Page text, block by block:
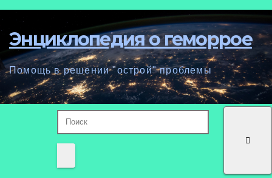
Перейти
содержанию
Энциклопедия о геморрое
Помощь в решении "острой" проблемы